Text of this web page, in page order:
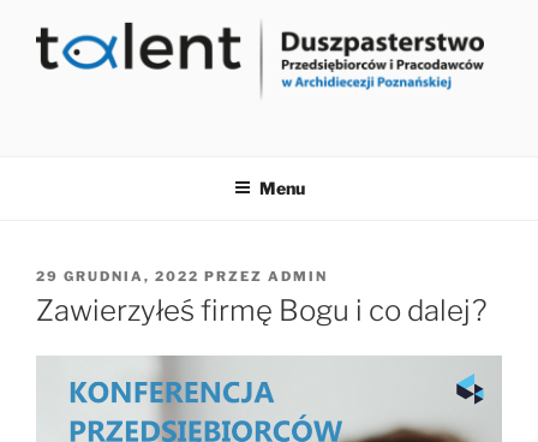
treści
Menu
OPUBLIKOWANE
W
29 GRUDNIA, 2022 PRZEZ ADMIN
Zawierzyłeś firmę Bogu i co dalej?